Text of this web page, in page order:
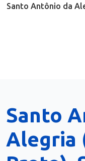
Santo Antônio da
Santo
Alegria